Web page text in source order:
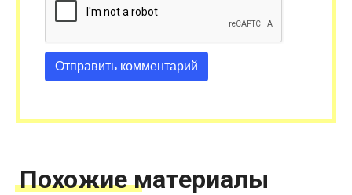
Похожие материалы